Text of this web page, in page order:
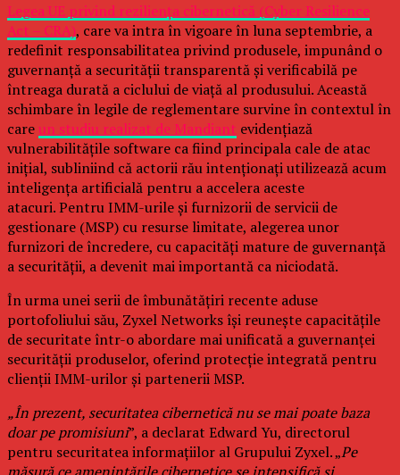
Legea UE privind reziliența cibernetică (Cyber Resilience
Act – CRA), care va intra în vigoare în luna septembrie, a
redefinit responsabilitatea privind produsele, impunând o
guvernanță a securității transparentă și verificabilă pe
întreaga durată a ciclului de viață al produsului. Această
schimbare în legile de reglementare survine în contextul în
careun studiu realizat de Mandiant evidențiază
vulnerabilitățile software ca fiind principala cale de atac
inițial, subliniind că actorii rău intenționați utilizează acum
inteligența artificială pentru a accelera aceste
atacuri. Pentru IMM-urile și furnizorii de servicii de
gestionare (MSP) cu resurse limitate, alegerea unor
furnizori de încredere, cu capacități mature de guvernanță
a securității, a devenit mai importantă ca niciodată.
În urma unei serii de îmbunătățiri recente aduse
portofoliului său, Zyxel Networks își reunește capacitățile
de securitate într-o abordare mai unificată a guvernanței
securității produselor, oferind protecție integrată pentru
clienții IMM-urilor și partenerii MSP.
„În prezent, securitatea cibernetică nu se mai poate baza
doar pe promisiuni”, a declarat Edward Yu, directorul
pentru securitatea informațiilor al Grupului Zyxel. „Pe